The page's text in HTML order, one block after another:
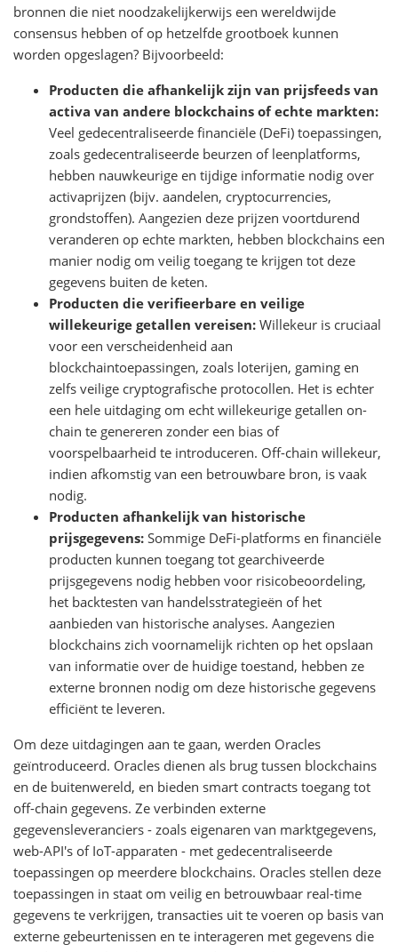
bronnen die niet noodzakelijkerwijs een wereldwijde
consensus hebben of op hetzelfde grootboek kunnen
worden opgeslagen? Bijvoorbeeld:
Producten die afhankelijk zijn van prijsfeeds van
activa van andere blockchains of echte markten:
Veel gedecentraliseerde financiële (DeFi) toepassingen,
zoals gedecentraliseerde beurzen of leenplatforms,
hebben nauwkeurige en tijdige informatie nodig over
activaprijzen (bijv. aandelen, cryptocurrencies,
grondstoffen). Aangezien deze prijzen voortdurend
veranderen op echte markten, hebben blockchains een
manier nodig om veilig toegang te krijgen tot deze
gegevens buiten de keten.
Producten die verifieerbare en veilige
willekeurige getallen vereisen: Willekeur is cruciaal
voor een verscheidenheid aan
blockchaintoepassingen, zoals loterijen, gaming en
zelfs veilige cryptografische protocollen. Het is echter
een hele uitdaging om echt willekeurige getallen on-
chain te genereren zonder een bias of
voorspelbaarheid te introduceren. Off-chain willekeur,
indien afkomstig van een betrouwbare bron, is vaak
nodig.
Producten afhankelijk van historische
prijsgegevens: Sommige DeFi-platforms en financiële
producten kunnen toegang tot gearchiveerde
prijsgegevens nodig hebben voor risicobeoordeling,
het backtesten van handelsstrategieën of het
aanbieden van historische analyses. Aangezien
blockchains zich voornamelijk richten op het opslaan
van informatie over de huidige toestand, hebben ze
externe bronnen nodig om deze historische gegevens
efficiënt te leveren.
Om deze uitdagingen aan te gaan, werden Oracles
geïntroduceerd. Oracles dienen als brug tussen blockchains
en de buitenwereld, en bieden smart contracts toegang tot
off-chain gegevens. Ze verbinden externe
gegevensleveranciers - zoals eigenaren van marktgegevens,
web-API's of IoT-apparaten - met gedecentraliseerde
toepassingen op meerdere blockchains. Oracles stellen deze
toepassingen in staat om veilig en betrouwbaar real-time
gegevens te verkrijgen, transacties uit te voeren op basis van
externe gebeurtenissen en te interageren met gegevens die